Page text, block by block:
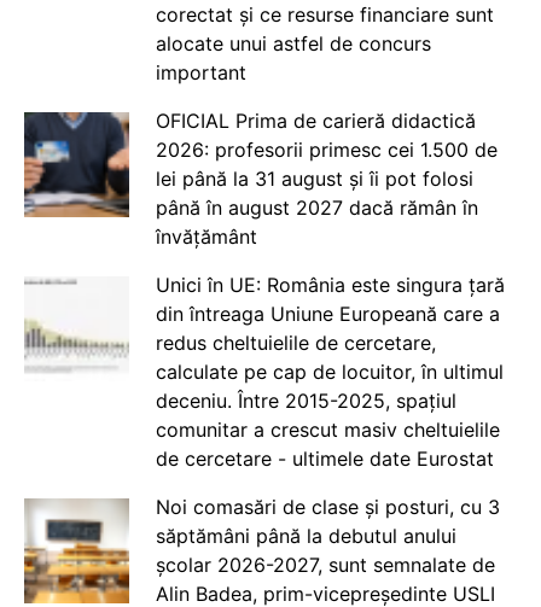
corectat și ce resurse financiare sunt
alocate unui astfel de concurs
important
OFICIAL Prima de carieră didactică
2026: profesorii primesc cei 1.500 de
lei până la 31 august și îi pot folosi
până în august 2027 dacă rămân în
învățământ
Unici în UE: România este singura țară
din întreaga Uniune Europeană care a
redus cheltuielile de cercetare,
calculate pe cap de locuitor, în ultimul
deceniu. Între 2015-2025, spațiul
comunitar a crescut masiv cheltuielile
de cercetare - ultimele date Eurostat
Noi comasări de clase și posturi, cu 3
săptămâni până la debutul anului
școlar 2026-2027, sunt semnalate de
Alin Badea, prim-vicepreședinte USLI